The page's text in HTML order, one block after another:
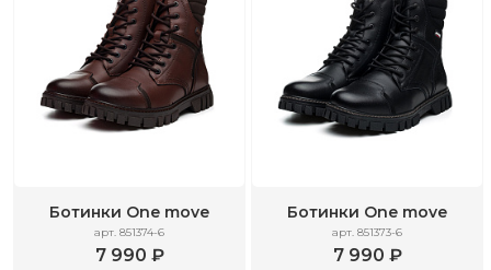
Ботинки One move
арт. 851374-6
7 990 ₽
Ботинки One move
арт. 851373-6
7 990 ₽